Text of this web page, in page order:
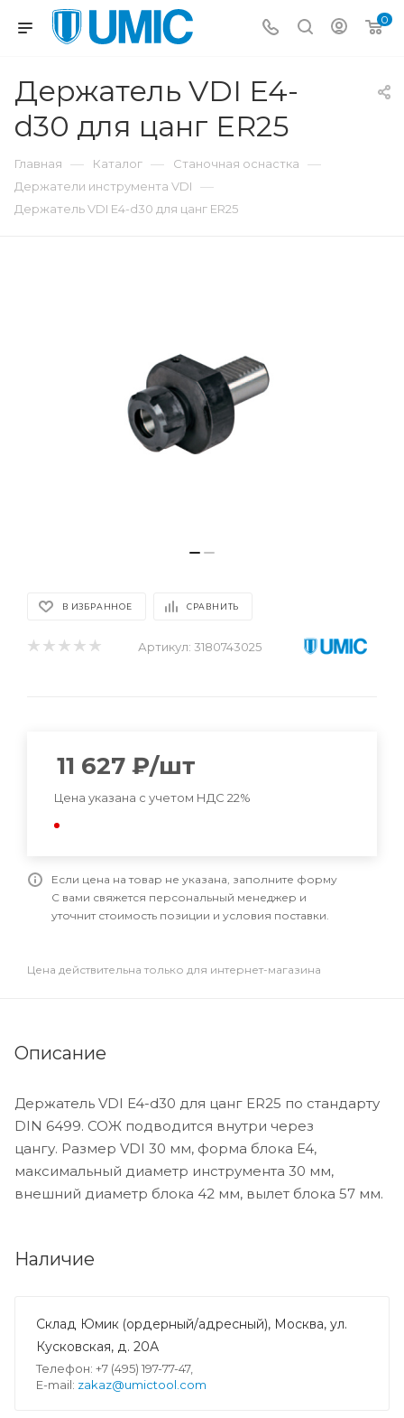
0
Держатель VDI E4-
d30 для цанг ER25
Главная — Каталог — Станочная оснастка —
Держатели инструмента VDI —
Держатель VDI E4-d30 для цанг ER25
В ИЗБРАННОЕ СРАВНИТЬ
Артикул: 3180743025
11 627 ₽/шт
Цена указана с учетом НДС 22%
Если цена на товар не указана, заполните форму
С вами свяжется персональный менеджер и
уточнит стоимость позиции и условия поставки.
Цена действительна только для интернет-магазина
Описание
Держатель VDI E4-d30 для цанг ER25 по стандарту
DIN 6499. СОЖ подводится внутри через
цангу. Размер VDI 30 мм, форма блока E4,
максимальный диаметр инструмента 30 мм,
внешний диаметр блока 42 мм, вылет блока 57 мм.
Наличие
Склад Юмик (ордерный/адресный), Москва, ул.
Кусковская, д. 20А
Телефон: +7 (495) 197-77-47,
E-mail: zakaz@umictool.com